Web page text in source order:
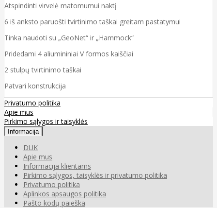
Atspindinti virvelė matomumui naktį
6 iš anksto paruošti tvirtinimo taškai greitam pastatymui
Tinka naudoti su „GeoNet“ ir „Hammock“
Pridedami 4 aliumininiai V formos kaiščiai
2 stulpų tvirtinimo taškai
Patvari konstrukcija
Privatumo politika
Apie mus
Pirkimo sąlygos ir taisyklės
Informacija
DUK
Apie mus
Informacija klientams
Pirkimo sąlygos, taisyklės ir privatumo politika
Privatumo politika
Aplinkos apsaugos politika
Pašto kodų paieška